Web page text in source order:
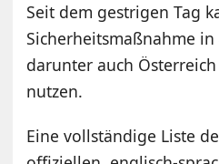
Seit dem gestrigen Tag
Sicherheitsmaßnahme
darunter auch
nutzen.
Eine vollständige Liste